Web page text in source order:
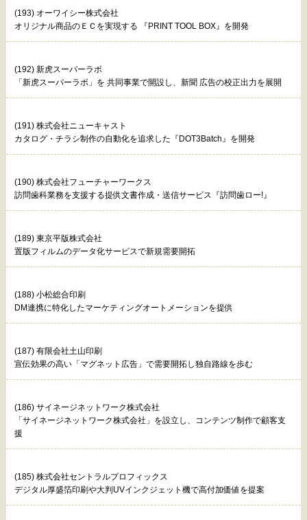
(193) オーワイシー株式会社
オリジナル商品のＥＣを実現する 『PRINT TOOL BOX』を開発
(192) 新虎スーパーラボ
「新虎スーパーラボ」を 共同事業で開設し、新聞 広告の校正出力を展開
(191) 株式会社ニューキャスト
カタログ・チラシ制作の自動化を追求した『DOT3Batch』を開発
(190) 株式会社フューチャーワークス
訪問歯科業務を支援する提供文書作成・送信サービス『訪問歯ロー!』
(189) 東京平版株式会社
置版フィルムのデータ化サービスで新規需要開拓
(188) 小松総合印刷
DM連携に特化したマーケティングオートメーションを提供
(187) 有限会社土山印刷
宣伝効果の高い「マグネット広告」で需要開拓し独自路線を歩む
(186) サイネージネットワーク株式会社
「サイネージネットワーク株式会社」を設立し、コンテンツ制作で顧客支
援
(185) 株式会社セントラルプロフィックス
デジタル厚盛箔印刷や大判UVインクジェット機で高付加価値を提案